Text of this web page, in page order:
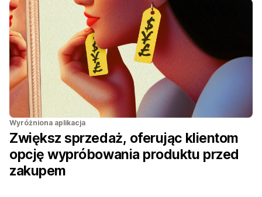
Wyróżniona aplikacja
Zwiększ sprzedaż, oferując klientom
opcję wypróbowania produktu przed
zakupem